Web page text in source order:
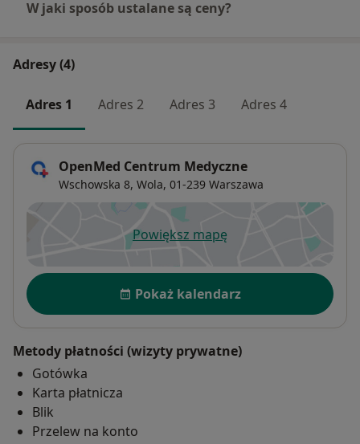
W jaki sposób ustalane są ceny?
Adresy (4)
Adres 1 Adres 2 Adres 3 Adres 4
OpenMed Centrum Medyczne
Wschowska 8, Wola, 01-239 Warszawa
Powiększ mapęotwiera się w nowej karcie
Dostępność
Pokaż kalendarz
Metody płatności (wizyty prywatne)
Gotówka
Karta płatnicza
Blik
Przelew na konto